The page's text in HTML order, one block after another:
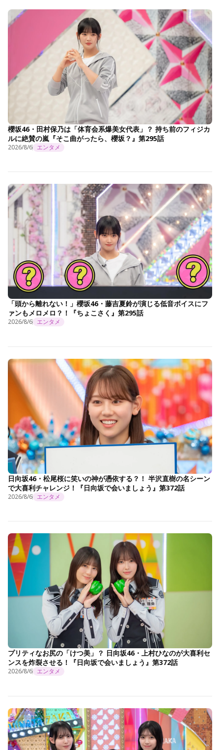
櫻坂46・田村保乃は「体育会系爆美女代表」？ 持ち前のフィジカ
ルに絶賛の嵐『そこ曲がったら、櫻坂？』第295話
2026/8/6 エンタメ
「頭から離れない！」櫻坂46・藤吉夏鈴が演じる低音ボイスにフ
ァンもメロメロ？！『ちょこさく』第295話
2026/8/6 エンタメ
日向坂46・松尾桜に笑いの神が憑依する？！ 半沢直樹の名シーン
で大喜利チャレンジ！『日向坂で会いましょう』第372話
2026/8/6 エンタメ
プリティなお尻の「けつ美」？ 日向坂46・上村ひなのが大喜利セ
ンスを炸裂させる！『日向坂で会いましょう』第372話
2026/8/6 エンタメ